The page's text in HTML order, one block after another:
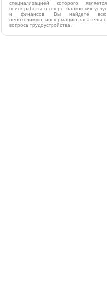
специализацией которого является
поиск работы в сфере банковских услуг
и финансов, Вы найдете всю
необходимую информацию касательно
вопроса трудоустройства.